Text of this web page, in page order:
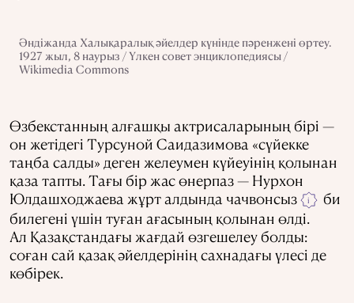
Әндіжанда Халықаралық әйелдер күнінде пәренжені өртеу.
1927 жыл, 8 наурыз / Үлкен совет энциклопедиясы /
Wikimedia Commons
Өзбекстанның алғашқы актрисаларының бірі —
он жетідегі Турсуной Саидазимова «сүйекке
таңба салды» деген желеумен күйеуінің қолынан
қаза тапты. Тағы бір жас өнерпаз — Нурхон
Юлдашходжаева жұрт алдында чачвонсыз
i
би
билегені үшін туған ағасының қолынан өлді.
Ал Қазақстандағы жағдай өзгешелеу болды:
соған сай қазақ әйелдерінің сахнадағы үлесі де
көбірек.